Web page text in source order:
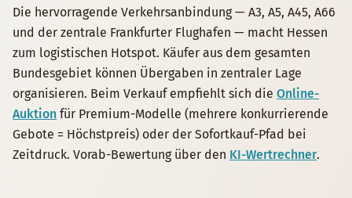
Die hervorragende Verkehrsanbindung — A3, A5, A45, A66
und der zentrale Frankfurter Flughafen — macht Hessen
zum logistischen Hotspot. Käufer aus dem gesamten
Bundesgebiet können Übergaben in zentraler Lage
organisieren. Beim Verkauf empfiehlt sich die Online-
Auktion für Premium-Modelle (mehrere konkurrierende
Gebote = Höchstpreis) oder der Sofortkauf-Pfad bei
Zeitdruck. Vorab-Bewertung über den KI-Wertrechner.